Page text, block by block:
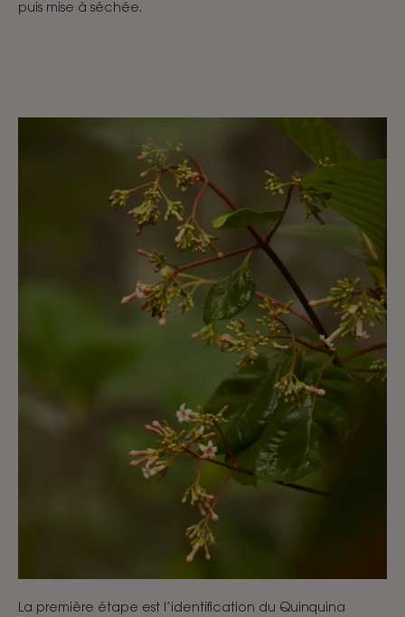
puis mise à séchée.
La première étape est l’identification du Quinquina